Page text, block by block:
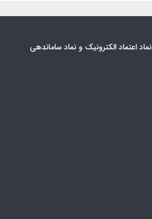
نماد اعتماد الکترونیک و نماد ساماندهی